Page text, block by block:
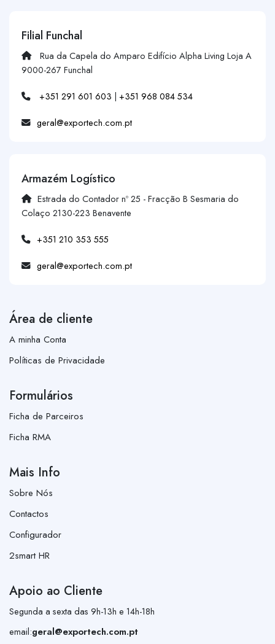
Filial Funchal
Rua da Capela do Amparo Edifício Alpha Living Loja A
9000-267 Funchal
+351 291 601 603 | +351 968 084 534
geral@exportech.com.pt
Armazém Logístico
Estrada do Contador nº 25 - Fracção B Sesmaria do
Colaço 2130-223 Benavente
+351 210 353 555
geral@exportech.com.pt
Área de cliente
A minha Conta
Políticas de Privacidade
Formulários
Ficha de Parceiros
Ficha RMA
Mais Info
Sobre Nós
Contactos
Configurador
2smart HR
Apoio ao Cliente
Segunda a sexta das 9h-13h e 14h-18h
email:geral@exportech.com.pt